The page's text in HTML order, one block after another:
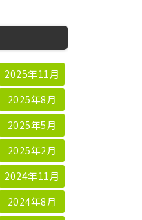
2025年11月
2025年8月
2025年5月
2025年2月
2024年11月
2024年8月